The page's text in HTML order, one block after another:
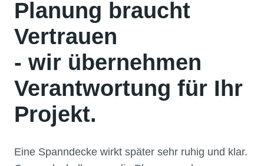
Planung braucht
Vertrauen
- wir übernehmen
Verantwortung für Ihr
Projekt.
Eine Spanndecke wirkt später sehr ruhig und klar.